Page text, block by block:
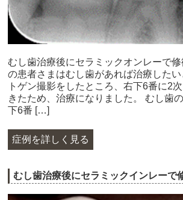
むし歯治療後にセラミックオンレーで
の患者さまはむし歯があれば治療した
トゲン撮影をしたところ、右下6番に2
きたため、治療になりました。 むし歯
下6番 […]
症例を詳しく見る
むし歯治療後にセラミックインレー